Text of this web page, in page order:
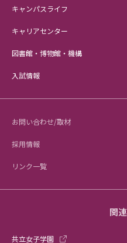
キャンパスライフ
キャリアセンター
図書館・博物館・機構
入試情報
お問い合わせ/取材
採用情報
リンク一覧
関
共立女子学園